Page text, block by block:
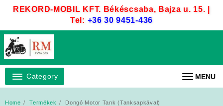
REKORD-MOBIL KFT. Békéscsaba, Bajza u. 15. |
Tel: +36 30 9451-436
Category MENU
Home Termékek Dongó Motor Tank (Tanksapkával)